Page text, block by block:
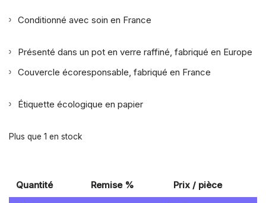
Conditionné avec soin en France
Présenté dans un pot en verre raffiné, fabriqué en Europe
Couvercle écoresponsable, fabriqué en France
Étiquette écologique en papier
Plus que 1 en stock
Quantité Remise % Prix / pièce